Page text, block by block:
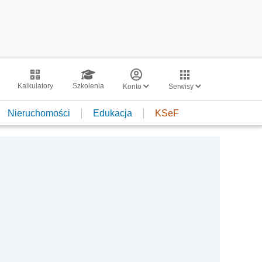
Kalkulatory Szkolenia Konto Serwisy
Nieruchomości Edukacja KSeF